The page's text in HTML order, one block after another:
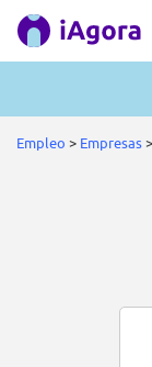
Empleo > Empresas>